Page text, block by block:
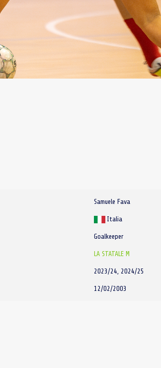
Samuele Fava
Italia
Goalkeeper
LA STATALE M
2023/24, 2024/25
12/02/2003